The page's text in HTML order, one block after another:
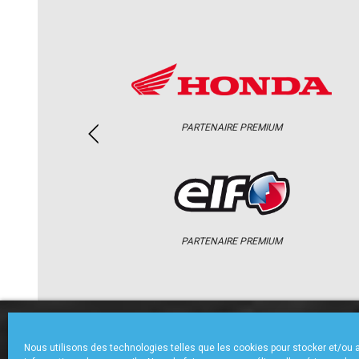
Nous utilisons des technologies telles que les cookies pour stocker et/ou
PARTENAIRE PREMIUM
PARTENAIRE PREMIUM
ACCUEIL CHAMPIONNAT